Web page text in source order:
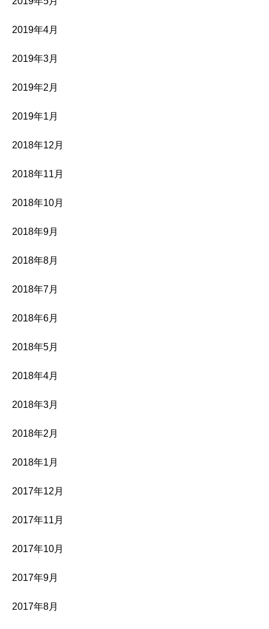
2019年4月
2019年3月
2019年2月
2019年1月
2018年12月
2018年11月
2018年10月
2018年9月
2018年8月
2018年7月
2018年6月
2018年5月
2018年4月
2018年3月
2018年2月
2018年1月
2017年12月
2017年11月
2017年10月
2017年9月
2017年8月